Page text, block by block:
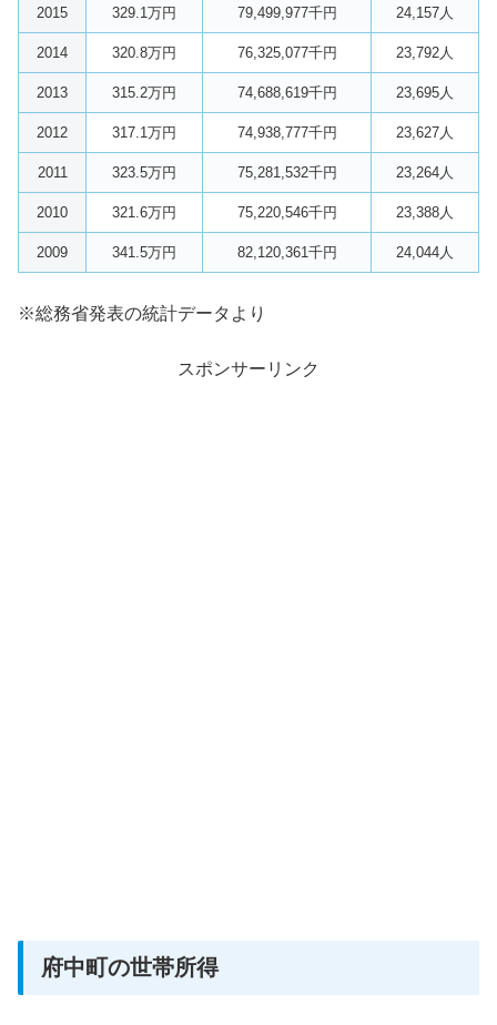
2015 329.1万円 79,499,977千円 24,157人
2014 320.8万円 76,325,077千円 23,792人
2013 315.2万円 74,688,619千円 23,695人
2012 317.1万円 74,938,777千円 23,627人
2011 323.5万円 75,281,532千円 23,264人
2010 321.6万円 75,220,546千円 23,388人
2009 341.5万円 82,120,361千円 24,044人
※総務省発表の統計データより
スポンサーリンク
府中町の世帯所得